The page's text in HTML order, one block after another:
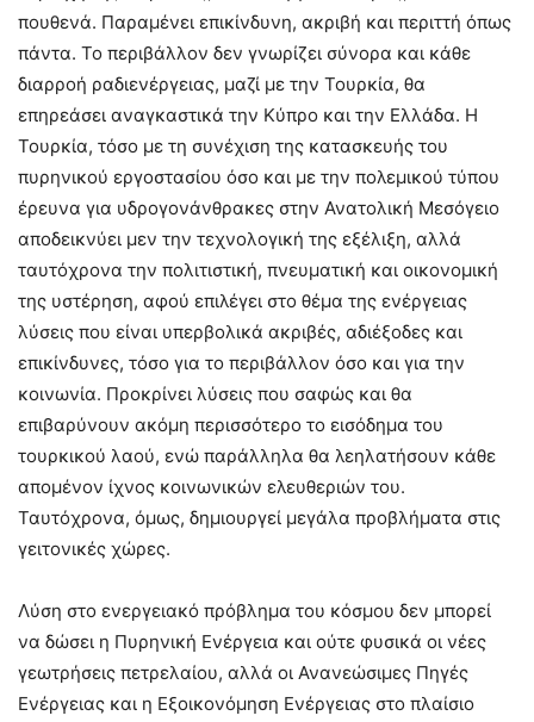
πουθενά. Παραμένει επικίνδυνη, ακριβή και περιττή όπως
πάντα. Το περιβάλλον δεν γνωρίζει σύνορα και κάθε
διαρροή ραδιενέργειας, μαζί με την Τουρκία, θα
επηρεάσει αναγκαστικά την Κύπρο και την Ελλάδα. Η
Τουρκία, τόσο με τη συνέχιση της κατασκευής του
πυρηνικού εργοστασίου όσο και με την πολεμικού τύπου
έρευνα για υδρογονάνθρακες στην Ανατολική Μεσόγειο
αποδεικνύει μεν την τεχνολογική της εξέλιξη, αλλά
ταυτόχρονα την πολιτιστική, πνευματική και οικονομική
της υστέρηση, αφού επιλέγει στο θέμα της ενέργειας
λύσεις που είναι υπερβολικά ακριβές, αδιέξοδες και
επικίνδυνες, τόσο για το περιβάλλον όσο και για την
κοινωνία. Προκρίνει λύσεις που σαφώς και θα
επιβαρύνουν ακόμη περισσότερο το εισόδημα του
τουρκικού λαού, ενώ παράλληλα θα λεηλατήσουν κάθε
απομένον ίχνος κοινωνικών ελευθεριών του.
Ταυτόχρονα, όμως, δημιουργεί μεγάλα προβλήματα στις
γειτονικές χώρες.
Λύση στο ενεργειακό πρόβλημα του κόσμου δεν μπορεί
να δώσει η Πυρηνική Ενέργεια και ούτε φυσικά οι νέες
γεωτρήσεις πετρελαίου, αλλά οι Ανανεώσιμες Πηγές
Ενέργειας και η Εξοικονόμηση Ενέργειας στο πλαίσιο